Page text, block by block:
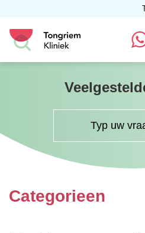
Categorieen